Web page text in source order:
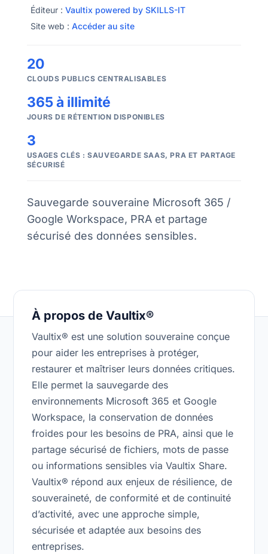
Éditeur : Vaultix powered by SKILLS-IT
Site web : Accéder au site
20
CLOUDS PUBLICS CENTRALISABLES
365 à illimité
JOURS DE RÉTENTION DISPONIBLES
3
USAGES CLÉS : SAUVEGARDE SAAS, PRA ET PARTAGE
SÉCURISÉ
Sauvegarde souveraine Microsoft 365 /
Google Workspace, PRA et partage
sécurisé des données sensibles.
À propos de Vaultix®
Vaultix® est une solution souveraine conçue
pour aider les entreprises à protéger,
restaurer et maîtriser leurs données critiques.
Elle permet la sauvegarde des
environnements Microsoft 365 et Google
Workspace, la conservation de données
froides pour les besoins de PRA, ainsi que le
partage sécurisé de fichiers, mots de passe
ou informations sensibles via Vaultix Share.
Vaultix® répond aux enjeux de résilience, de
souveraineté, de conformité et de continuité
d’activité, avec une approche simple,
sécurisée et adaptée aux besoins des
entreprises.